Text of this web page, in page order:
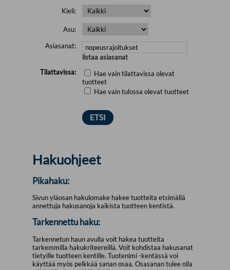
Kieli:
Asu:
Asiasanat:
listaa asiasanat
Tilattavissa:
Hae vain tilattavissa olevat
tuotteet
Hae vain tulossa olevat tuotteet
Hakuohjeet
Pikahaku:
Sivun yläosan hakulomake hakee tuotteita etsimällä
annettuja hakusanoja kaikista tuotteen kentistä.
Tarkennettu haku:
Tarkennetun haun avulla voit hakea tuotteita
tarkemmilla hakukriteereillä. Voit kohdistaa hakusanat
tietyille tuotteen kentille. Tuotenimi -kentässä voi
käyttää myös pelkkää sanan osaa. Osasanan tulee olla